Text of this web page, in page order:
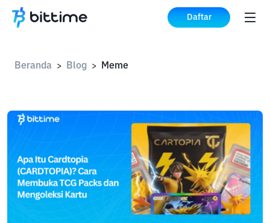
Daftar
Beranda > Blog > Meme